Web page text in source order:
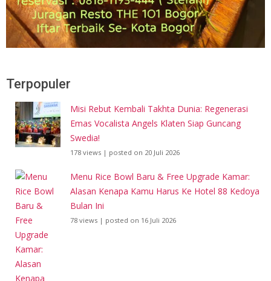
Terpopuler
Misi Rebut Kembali Takhta Dunia: Regenerasi
Emas Vocalista Angels Klaten Siap Guncang
Swedia!
178 views | posted on 20 Juli 2026
Menu Rice Bowl Baru & Free Upgrade Kamar:
Alasan Kenapa Kamu Harus Ke Hotel 88 Kedoya
Bulan Ini
78 views | posted on 16 Juli 2026